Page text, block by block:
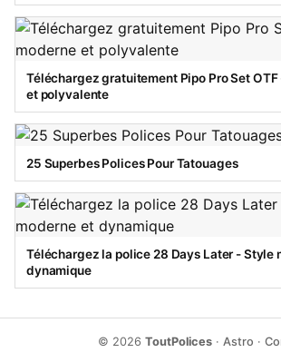
Téléchargez gratuitement Pipo Pro Set
et polyvalente
25 Superbes Polices Pour Tatouages
Téléchargez la police 28 Days Later - Style
dynamique
© 2026 ToutPolices· Astro ·